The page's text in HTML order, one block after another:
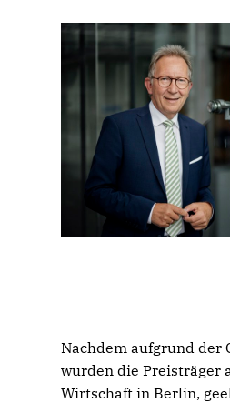
Nachdem aufgrund der
wurden die Preisträger
Wirtschaft in Berlin,